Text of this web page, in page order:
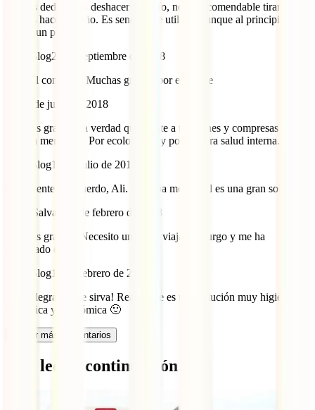
con los dedos para deshacer el vacío, no es recomendable tirar, pues
puedes hacerte daño. Es sencillo de utilizar, aunque al principio te
cueste un poco!
IATI Blog24 de septiembre de 2018
¡Genial consejos! Muchas gracias por el aporte
25 de junio de 2018
Muchas gracias, la verdad que frente a tampones y compresas mejor
la copa menstrual. Por ecologismo y por nuestra salud interna.
IATI Blog10 de julio de 2018
Totalmente de acuerdo, Ali. La copa menstrual es una gran solución
FurgoSalvaje
12 de febrero de 2018
Muchas gracias. Necesito una para viajar en furgo y me ha
encantado el post
IATI Blog12 de febrero de 2018
¡Nos alegra que te sirva! Realmente es una solución muy higiénica,
ecológica y económica 🙂
Cargar más comentarios
Qué leer a continuación